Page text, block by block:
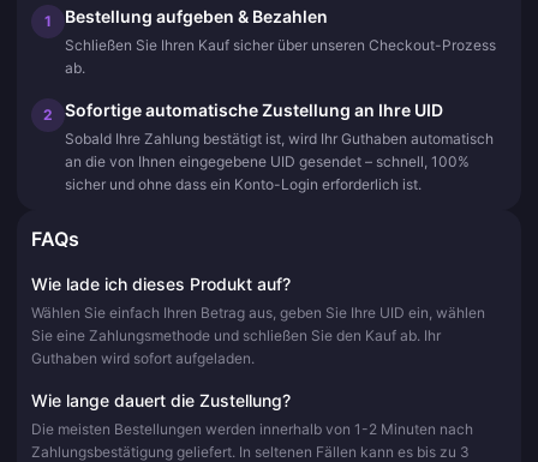
1 Bestellung aufgeben & Bezahlen
Schließen Sie Ihren Kauf sicher über unseren Checkout-Prozess
ab.
2 Sofortige automatische Zustellung an Ihre UID
Sobald Ihre Zahlung bestätigt ist, wird Ihr Guthaben automatisch
an die von Ihnen eingegebene UID gesendet – schnell, 100%
sicher und ohne dass ein Konto-Login erforderlich ist.
FAQs
Wie lade ich dieses Produkt auf?
Wählen Sie einfach Ihren Betrag aus, geben Sie Ihre UID ein, wählen
Sie eine Zahlungsmethode und schließen Sie den Kauf ab. Ihr
Guthaben wird sofort aufgeladen.
Wie lange dauert die Zustellung?
Die meisten Bestellungen werden innerhalb von 1-2 Minuten nach
Zahlungsbestätigung geliefert. In seltenen Fällen kann es bis zu 3